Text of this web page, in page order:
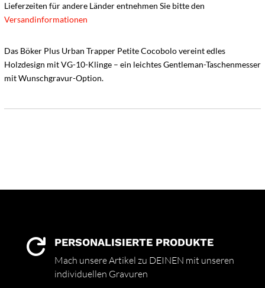
Lieferzeiten für andere Länder entnehmen Sie bitte den
Versandinformationen
Das Böker Plus Urban Trapper Petite Cocobolo vereint edles
Holzdesign mit VG-10-Klinge – ein leichtes Gentleman-Taschenmesser
mit Wunschgravur-Option.
 PERSONALISIERTE PRODUKTE
Mach unsere Artikel zu DEINEN mit unseren
individuellen Gravuren